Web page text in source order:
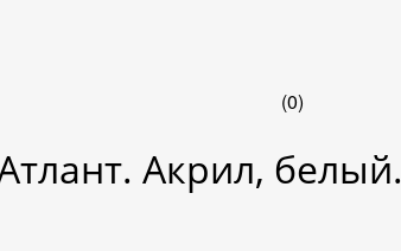
(0)
Акрил, белый.